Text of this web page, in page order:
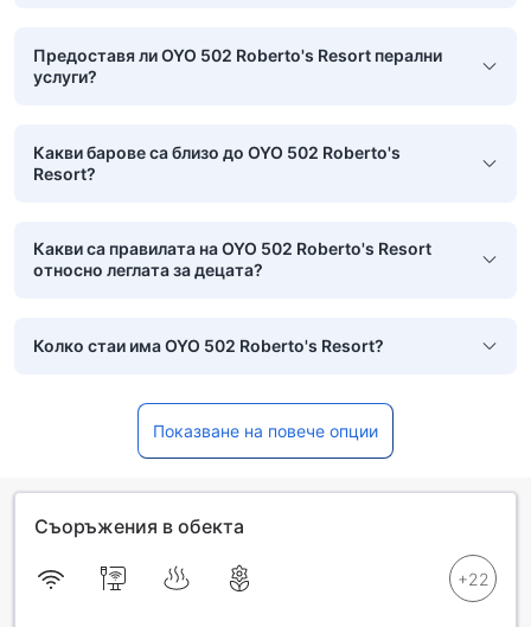
Предоставя ли OYO 502 Roberto's Resort перални
услуги?
Какви барове са близо до OYO 502 Roberto's
Resort?
Какви са правилата на OYO 502 Roberto's Resort
относно леглата за децата?
Колко стаи има OYO 502 Roberto's Resort?
Показване на повече опции
Съоръжения в обекта